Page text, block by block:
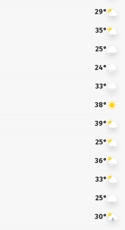
29°
35°
25°
24°
33°
38°
39°
25°
36°
33°
25°
30°